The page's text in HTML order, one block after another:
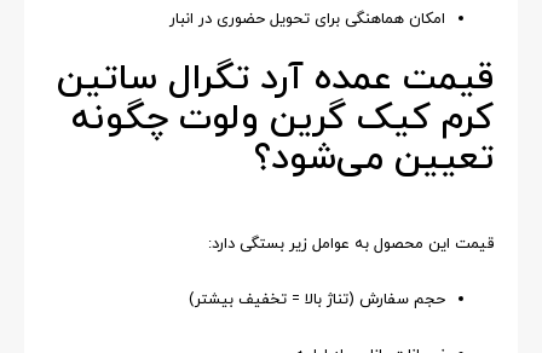
امکان هماهنگی برای تحویل حضوری در انبار
قیمت عمده آرد تگرال ساتین
کرم کیک گرین ولوت چگونه
تعیین می‌شود؟
قیمت این محصول به عوامل زیر بستگی دارد:
حجم سفارش (تناژ بالا = تخفیف بیشتر)